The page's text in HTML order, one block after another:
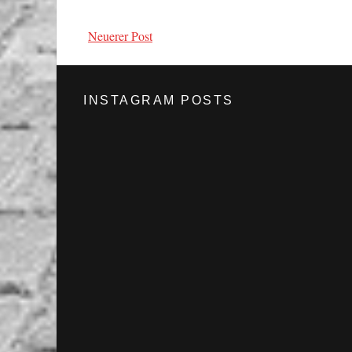
Neuerer Post
INSTAGRAM POSTS